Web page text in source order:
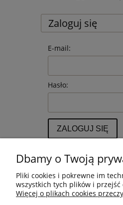
Zaloguj się
E-mail:
Hasło:
ZALOGUJ SIĘ
Zarejestruj się
Dbamy o Twoją
Pliki cookies i pokrewne im
wszystkich tych plików i
Więcej o plikach cookies